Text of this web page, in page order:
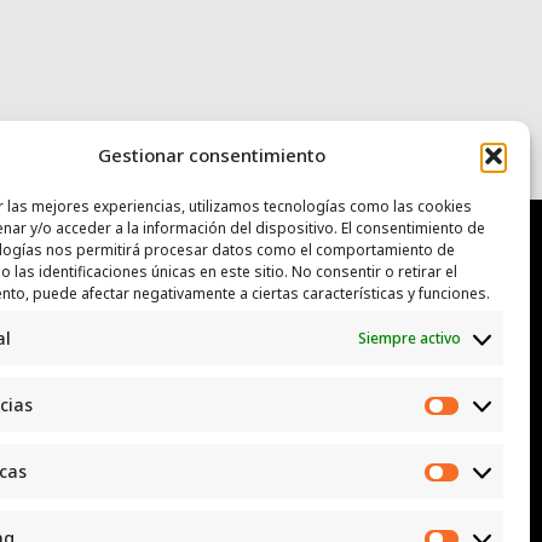
Gestionar consentimiento
las mejores experiencias, utilizamos tecnologías como las cookies
y/o acceder a la información del dispositivo. El consentimiento de
nos permitirá procesar datos como el comportamiento de
las identificaciones únicas en este sitio. No consentir o retirar el
puede afectar negativamente a ciertas características y funciones.
Siempre activo
luggcentrosocial @ biodevas.org